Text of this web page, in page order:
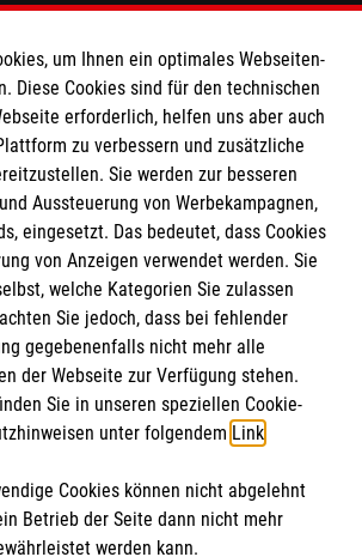
Hilfsdienst e.V.
0120 1201 2000 12
1PA7
Newsletter abonnieren
|AGB|Impressum|Datenschutz
|Kontakt| Sharepoint|Mediathek
um Ihnen ein optimales Webseiten-
Diese Cookies sind für den technischen
erforderlich, helfen uns aber auch
zu verbessern und zusätzliche
Sie werden zur besseren
Aussteuerung von Werbekampagnen,
eingesetzt. Das bedeutet, dass Cookies
von Anzeigen verwendet werden. Sie
welche Kategorien Sie zulassen
Sie jedoch, dass bei fehlender
gegebenenfalls nicht mehr alle
der Webseite zur Verfügung stehen.
Sie in unseren speziellen Cookie-
unter folgendem Link.
Cookies können nicht abgelehnt
Betrieb der Seite dann nicht mehr
werden kann.